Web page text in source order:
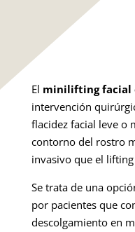
El minilifting facial
intervención
flacidez facial leve o
contorno del rostro
invasivo que el
Se trata de una
por pacientes que
descolgamiento en